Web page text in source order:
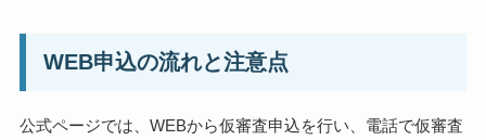
WEB申込の流れと注意点
公式ページでは、WEBから仮審査申込を行い、電話で仮審査